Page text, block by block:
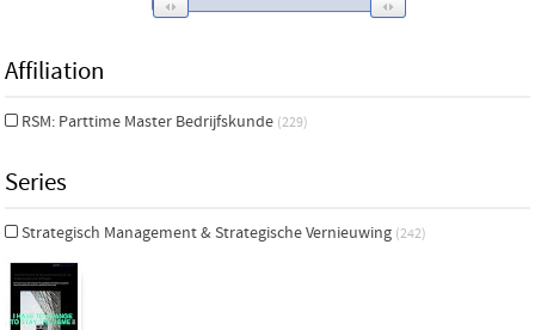
Affiliation
RSM: Parttime Master Bedrijfskunde (229)
Series
Strategisch Management & Strategische Vernieuwing (242)